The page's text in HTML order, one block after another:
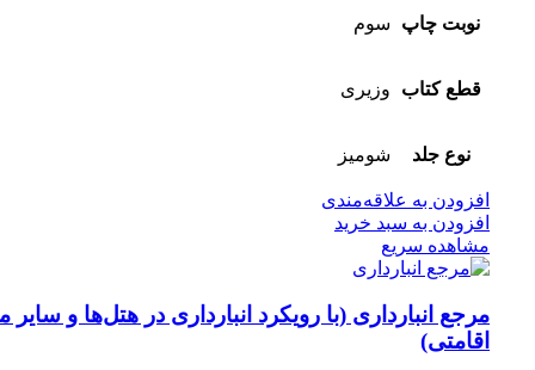
نوبت چاپ سوم
قطع کتاب وزیری
نوع جلد شومیز
افزودن به علاقه‌مندی
افزودن به سبد خرید
مشاهده سریع
مرجع انبارداری (با رویکرد انبارداری در هتل‌ها و سایر
اقامتی)